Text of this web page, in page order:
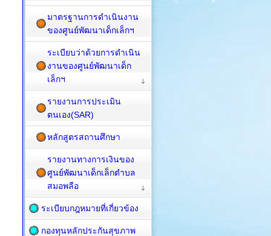
มาตรฐานการดำเนินงาน
ของศูนย์พัฒนาเด็กเล็กฯ
ระเบียบว่าด้วยการดำเนิน
งานของศูนย์พัฒนาเด็ก
เล็กฯ
รายงานการประเมิน
ตนเอง(SAR)
หลักสูตรสถานศึกษา
รายงานทางการเงินของ
ศูนย์พัฒนาเด็กเล็กตำบล
สมอพลือ
ระเบียบกฎหมายที่เกี่ยวข้อง
กองทุนหลักประกันสุขภาพ